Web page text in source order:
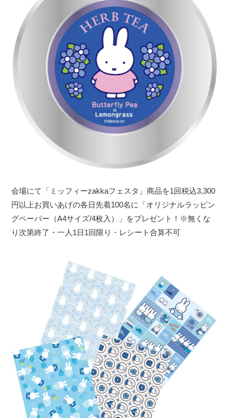
会場にて「ミッフィーzakkaフェスタ」商品を1回税込3,300
円以上お買いあげの各日先着100名に「オリジナルラッピン
グペーパー（A4サイズ/4枚入）」をプレゼント！※無くな
り次第終了・一人1日1回限り・レシート合算不可